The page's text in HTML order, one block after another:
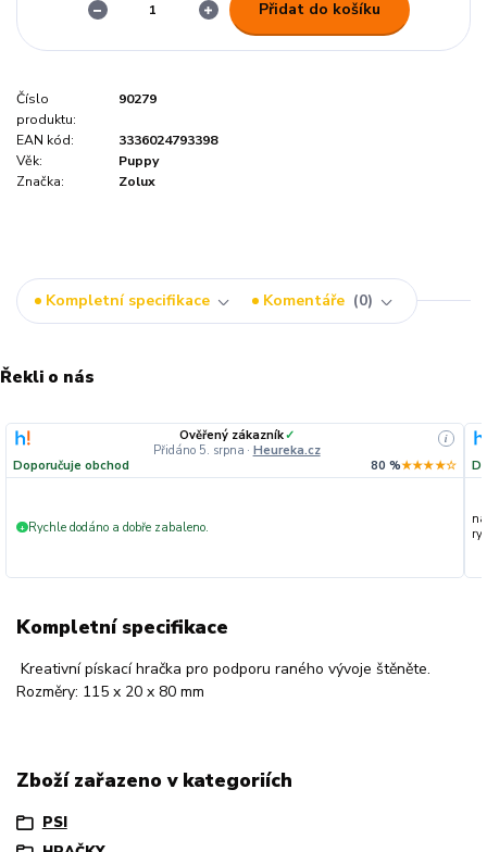
Přidat do košíku
Číslo
produktu:
90279
EAN kód:
3336024793398
Věk:
Puppy
Značka:
Zolux
Kompletní specifikace Komentáře 0
Řekli o nás
Ověřený zákazník✓
Přidáno 5. srpna · Heureka.cz
i
Doporučuje obchod 80 %★★★★☆
+ Rychle dodáno a dobře zabaleno.
Kompletní specifikace
Kreativní pískací hračka pro podporu raného vývoje štěněte.
Rozměry: 115 x 20 x 80 mm
Zboží zařazeno v kategoriích
PSI